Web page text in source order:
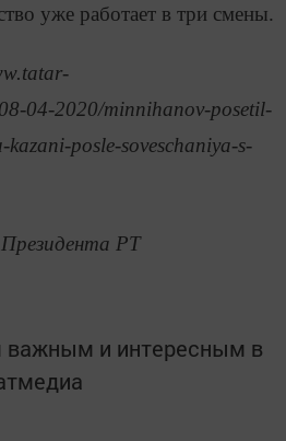
уже работает в три смены.
04-2020/minnihanov-posetil-
posle-soveschaniya-s-
РТ
и интересным в